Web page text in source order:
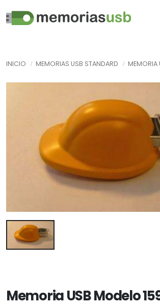
INICIO MEMORIAS USB STANDARD MEMORIA
Memoria USB Modelo